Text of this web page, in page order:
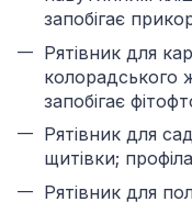
запобігає
Рятівник для
колорадського
запобігає
Рятівник для
щитівки;
Рятівник для